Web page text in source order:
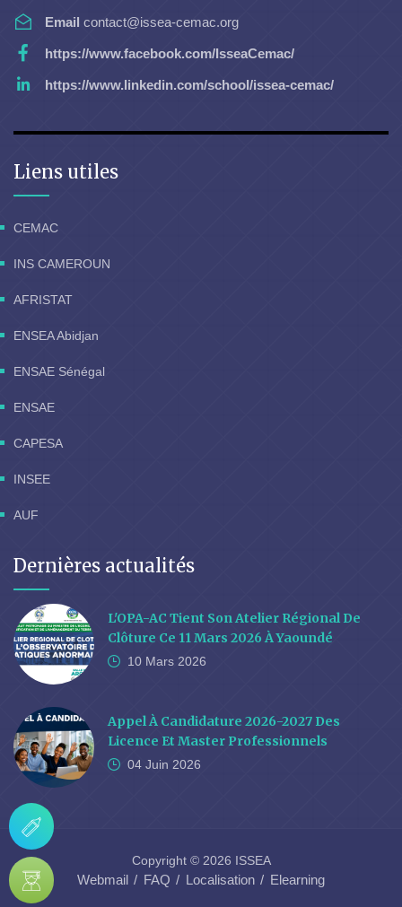
Email contact@issea-cemac.org
https://www.facebook.com/IsseaCemac/
https://www.linkedin.com/school/issea-cemac/
Liens utiles
CEMAC
INS CAMEROUN
AFRISTAT
ENSEA Abidjan
ENSAE Sénégal
ENSAE
CAPESA
INSEE
AUF
Dernières actualités
L'OPA-AC Tient Son Atelier Régional De
Clôture Ce 11 Mars 2026 À Yaoundé
10 Mars 2026
Appel À Candidature 2026-2027 Des
Licence Et Master Professionnels
04 Juin 2026
Copyright © 2026 ISSEA
Webmail FAQ Localisation Elearning